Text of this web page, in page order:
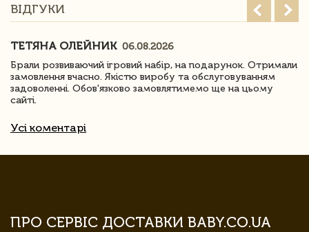
ВІДГУКИ
ТЕТЯНА ОЛЕЙНИК 06.08.2026
Брали розвиваючий ігровий набір, на подарунок. Отримали
замовлення вчасно. Якістю виробу та обслуговуванням
задоволенні. Обов'язково замовлятимемо ще на цьому
сайті.
Усі коментарі
ПРО СЕРВІС ДОСТАВКИ BABY.CO.UA